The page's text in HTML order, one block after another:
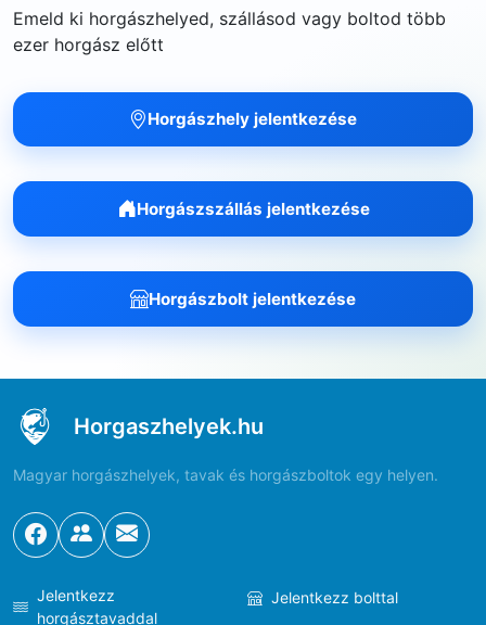
Emeld ki horgászhelyed, szállásod vagy boltod több
ezer horgász előtt
Horgászhely jelentkezése
Horgászszállás jelentkezése
Horgászbolt jelentkezése
Horgaszhelyek.hu
Magyar horgászhelyek, tavak és horgászboltok egy helyen.
Jelentkezz
horgásztavaddal
Jelentkezz bolttal